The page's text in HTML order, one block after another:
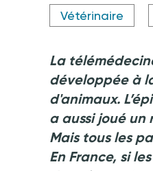
Crédit photo
Vétérinaire
La
développée à
d'animaux.
a aussi joué un
Mais tous les
En France, si